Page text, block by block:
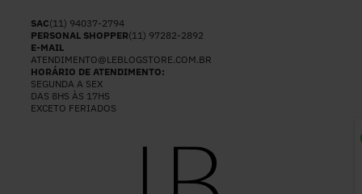
SAC(11) 94037-2794
PERSONAL SHOPPER(11) 97282-2892
E-MAIL
ATENDIMENTO@LEBLOGSTORE.COM.BR
HORÁRIO DE ATENDIMENTO:
SEGUNDA A SEX
DAS 8HS ÀS 17HS
EXCETO FERIADOS